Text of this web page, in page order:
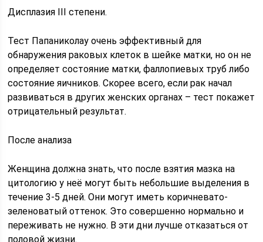
Дисплазия III степени.
Тест Папаниколау очень эффективный для
обнаружения раковых клеток в шейке матки, но он не
определяет состояние матки, фаллопиевых труб либо
состояние яичников. Скорее всего, если рак начал
развиваться в других женских органах – тест покажет
отрицательный результат.
После анализа
Женщина должна знать, что после взятия мазка на
цитологию у неё могут быть небольшие выделения в
течение 3-5 дней. Они могут иметь коричневато-
зеленоватый оттенок. Это совершенно нормально и
переживать не нужно. В эти дни лучше отказаться от
половой жизни.